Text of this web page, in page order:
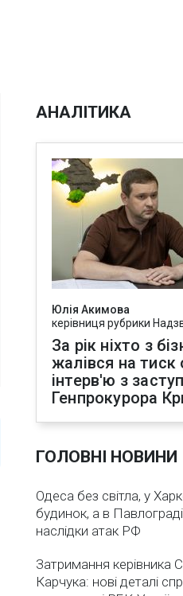
АНАЛІТИКА
Юлія Акимова
керівниця рубрики
За рік ніхто з
жалівся на тиск
інтерв'ю з
Генпрокурора
ГОЛОВНІ НОВИНИ
Одеса без світла, у
будинок, а в
наслідки атак РФ
Затримання керівника
Карчука: нові деталі